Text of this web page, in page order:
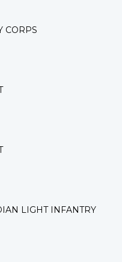
CORPS
LIGHT INFANTRY